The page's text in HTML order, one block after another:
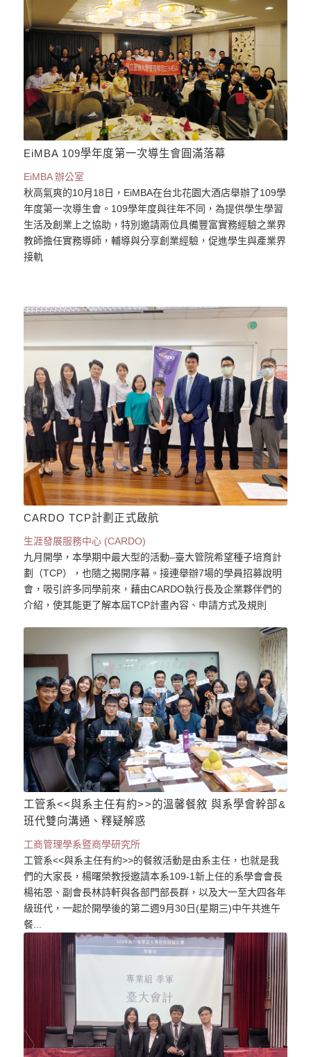
EiMBA 109學年度第一次導生會圓滿落幕
EiMBA 辦公室
秋高氣爽的10月18日，EiMBA在台北花園大酒店舉辦了109學
年度第一次導生會。109學年度與往年不同，為提供學生學習
生活及創業上之協助，特別邀請兩位具備豐富實務經驗之業界
教師擔任實務導師，輔導與分享創業經驗，促進學生與產業界
接軌
CARDO TCP計劃正式啟航
生涯發展服務中心 (CARDO)
九月開學，本學期中最大型的活動–臺大管院希望種子培育計
劃（TCP），也隨之揭開序幕。接連舉辦7場的學員招募說明
會，吸引許多同學前來，藉由CARDO執行長及企業夥伴們的
介紹，使其能更了解本屆TCP計畫內容、申請方式及規則
工管系<<與系主任有約>>的溫馨餐敘 與系學會幹部&
班代雙向溝通、釋疑解惑
工商管理學系暨商學研究所
工管系<<與系主任有約>>的餐敘活動是由系主任，也就是我
們的大家長，楊曙榮教授邀請本系109-1新上任的系學會會長
楊祐恩、副會長林詩軒與各部門部長群，以及大一至大四各年
級班代，一起於開學後的第二週9月30日(星期三)中午共進午
餐...